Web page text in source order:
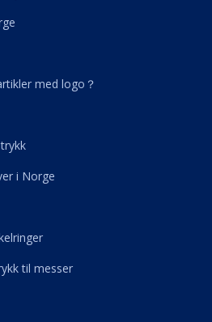
med logo？
i Norge
til messer